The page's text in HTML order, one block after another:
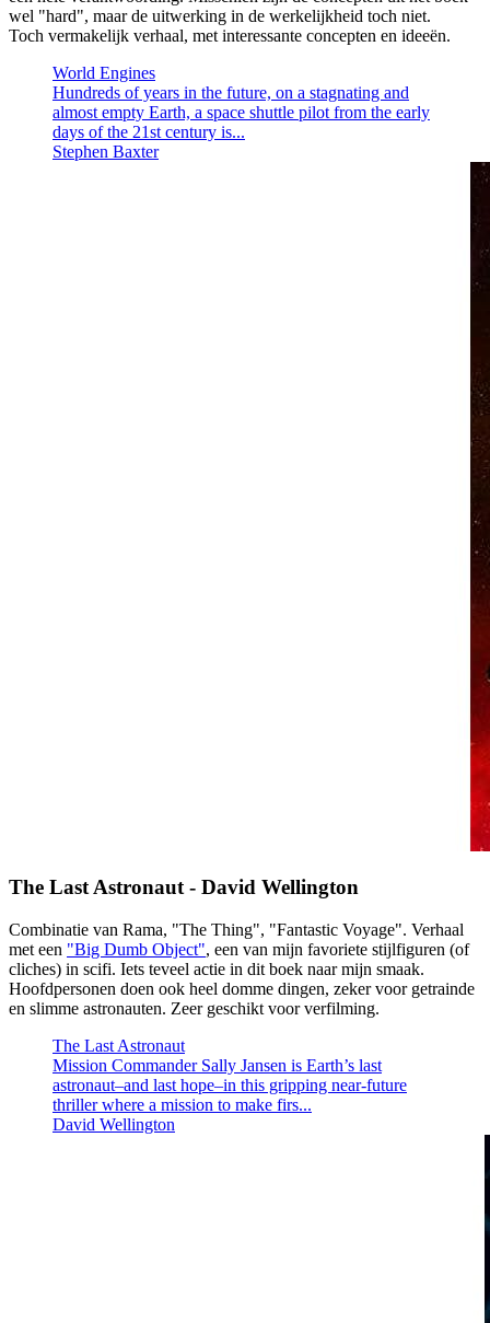
wel "hard", maar de uitwerking in de werkelijkheid toch niet.
Toch vermakelijk verhaal, met interessante concepten en ideeën.
World Engines
Hundreds of years in the future, on a stagnating and
almost empty Earth, a space shuttle pilot from the early
days of the 21st century is...
Stephen Baxter
The Last Astronaut - David Wellington
Combinatie van Rama, "The Thing", "Fantastic Voyage". Verhaal
met een "Big Dumb Object", een van mijn favoriete stijlfiguren (of
cliches) in scifi. Iets teveel actie in dit boek naar mijn smaak.
Hoofdpersonen doen ook heel domme dingen, zeker voor getrainde
en slimme astronauten. Zeer geschikt voor verfilming.
The Last Astronaut
Mission Commander Sally Jansen is Earth’s last
astronaut–and last hope–in this gripping near-future
thriller where a mission to make firs...
David Wellington